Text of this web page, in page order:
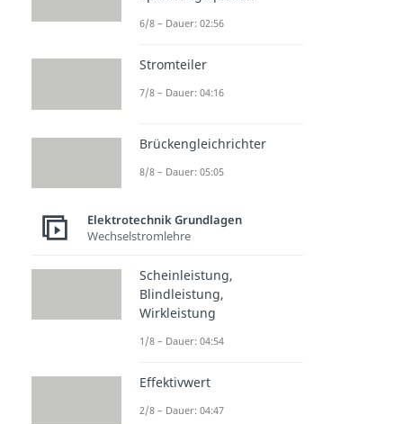
6/8 – Dauer: 02:56
Stromteiler
7/8 – Dauer: 04:16
Brückengleichrichter
8/8 – Dauer: 05:05
Elektrotechnik Grundlagen
Wechselstromlehre
Scheinleistung,
Blindleistung,
Wirkleistung
1/8 – Dauer: 04:54
Effektivwert
2/8 – Dauer: 04:47